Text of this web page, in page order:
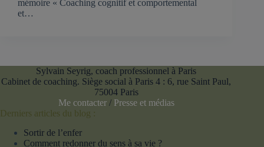
mémoire « Coaching cognitif et comportemental
et…
Sylvain Seyrig, coach professionnel à Paris
Cabinet de coaching. Siège social à Paris 4 : 6, rue Saint Paul,
75004 Paris
Me contacter/ Presse et médias
Derniers articles du blog :
Sortir de l’enfer
Comment redonner du sens à sa vie ?